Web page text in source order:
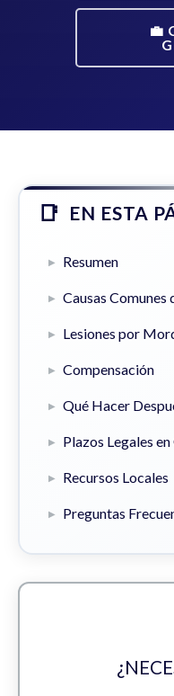
💼
EN ESTA
Resumen
Causas Comunes
Lesiones por
Compensación
Qué Hacer
Plazos Legales
Recursos Locales
Preguntas